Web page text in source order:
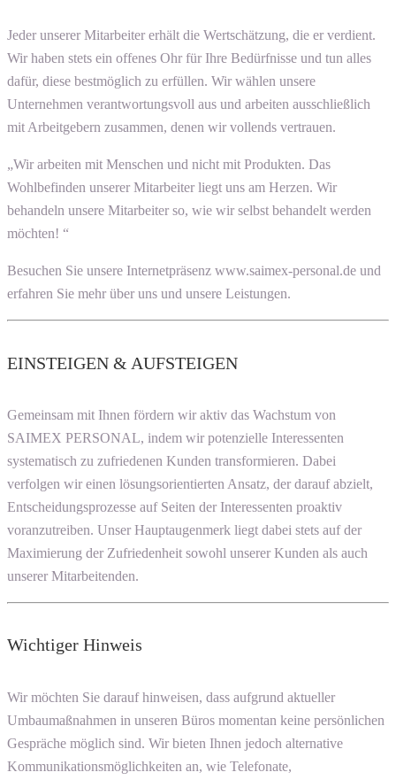
Jeder unserer Mitarbeiter erhält die Wertschätzung, die er verdient.
Wir haben stets ein offenes Ohr für Ihre Bedürfnisse und tun alles
dafür, diese bestmöglich zu erfüllen. Wir wählen unsere
Unternehmen verantwortungsvoll aus und arbeiten ausschließlich
mit Arbeitgebern zusammen, denen wir vollends vertrauen.
„Wir arbeiten mit Menschen und nicht mit Produkten. Das
Wohlbefinden unserer Mitarbeiter liegt uns am Herzen. Wir
behandeln unsere Mitarbeiter so, wie wir selbst behandelt werden
möchten! “
Besuchen Sie unsere Internetpräsenz www.saimex-personal.de und
erfahren Sie mehr über uns und unsere Leistungen.
EINSTEIGEN & AUFSTEIGEN
Gemeinsam mit Ihnen fördern wir aktiv das Wachstum von
SAIMEX PERSONAL, indem wir potenzielle Interessenten
systematisch zu zufriedenen Kunden transformieren. Dabei
verfolgen wir einen lösungsorientierten Ansatz, der darauf abzielt,
Entscheidungsprozesse auf Seiten der Interessenten proaktiv
voranzutreiben. Unser Hauptaugenmerk liegt dabei stets auf der
Maximierung der Zufriedenheit sowohl unserer Kunden als auch
unserer Mitarbeitenden.
Wichtiger Hinweis
Wir möchten Sie darauf hinweisen, dass aufgrund aktueller
Umbaumaßnahmen in unseren Büros momentan keine persönlichen
Gespräche möglich sind. Wir bieten Ihnen jedoch alternative
Kommunikationsmöglichkeiten an, wie Telefonate,